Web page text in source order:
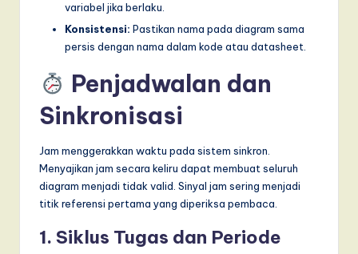
variabel jika berlaku.
Konsistensi: Pastikan nama pada diagram sama
persis dengan nama dalam kode atau datasheet.
Penjadwalan dan
Sinkronisasi
Jam menggerakkan waktu pada sistem sinkron.
Menyajikan jam secara keliru dapat membuat seluruh
diagram menjadi tidak valid. Sinyal jam sering menjadi
titik referensi pertama yang diperiksa pembaca.
1. Siklus Tugas dan Periode